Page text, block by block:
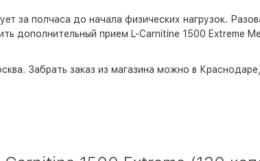
за полчаса до начала физических нагрузок.
дополнительный прием L-Carnitine 1500 Extreme
. Забрать заказ из магазина можно в